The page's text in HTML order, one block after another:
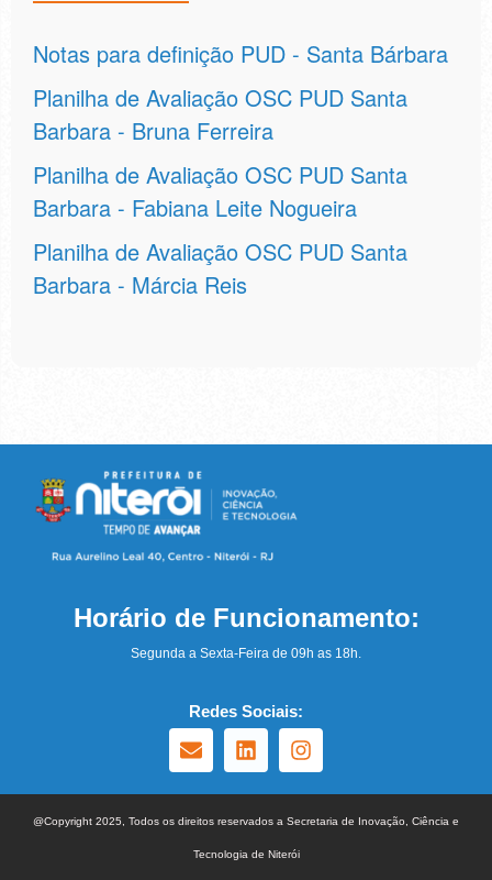
Notas para definição PUD - Santa Bárbara
Planilha de Avaliação OSC PUD Santa
Barbara - Bruna Ferreira
Planilha de Avaliação OSC PUD Santa
Barbara - Fabiana Leite Nogueira
Planilha de Avaliação OSC PUD Santa
Barbara - Márcia Reis
Horário de Funcionamento:
Segunda a Sexta-Feira de 09h as 18h.
Redes Sociais:
@Copyright 2025, Todos os direitos reservados a Secretaria de Inovação, Ciência e
Tecnologia de Niterói